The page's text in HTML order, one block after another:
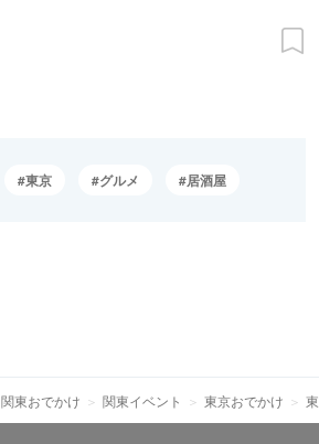
東京 グルメ 居酒屋
関東おでかけ 関東イベント 東京おでかけ